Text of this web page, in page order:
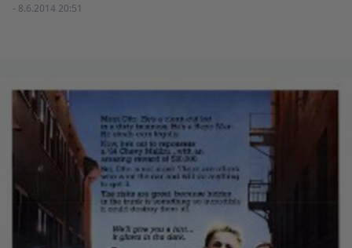
- 8.6.2014 20:51